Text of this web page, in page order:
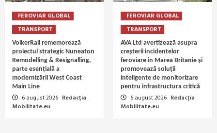
FEROVIAR GLOBAL
TRANSPORT
VolkerRail rememorează
proiectul strategic Nuneaton
Remodelling & Resignalling,
parte esențială a
modernizării West Coast
Main Line
6 august 2026 Redacția
Mobilitate.eu
FEROVIAR GLOBAL
TRANSPORT
AVA Ltd avertizează asupra
creșterii incidentelor
feroviare în Marea Britanie și
promovează soluții
inteligente de monitorizare
pentru infrastructura critică
6 august 2026 Redacția
Mobilitate.eu